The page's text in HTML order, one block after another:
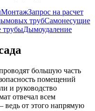
МонтажЗапрос на расчет
трубСамонесущие
трубыДымоудаление
большую часть
помещений
и руководство
отвечал всем
от этого напрямую